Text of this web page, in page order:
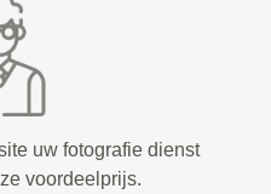
uw fotografie dienst
voordeelprijs.